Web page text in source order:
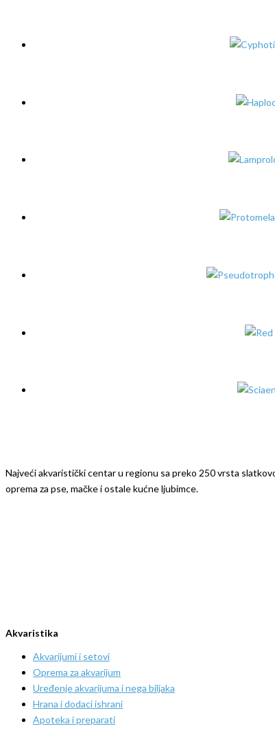
Najveći akvaristički centar u regionu sa preko 250 vrsta
oprema za pse, mačke i ostale kućne ljubimce.
Akvaristika
Akvarijumi i setovi
Oprema za akvarijum
Uređenje akvarijuma i nega biljaka
Hrana i dodaci ishrani
Apoteka i preparati